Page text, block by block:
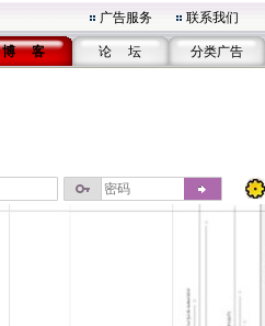
广告服务 联系我们
博 客 论 坛 分类广告